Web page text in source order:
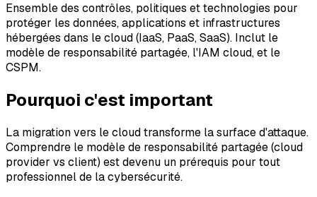
Ensemble des contrôles, politiques et technologies pour
protéger les données, applications et infrastructures
hébergées dans le cloud (IaaS, PaaS, SaaS). Inclut le
modèle de responsabilité partagée, l'IAM cloud, et le
CSPM.
Pourquoi c'est important
La migration vers le cloud transforme la surface d'attaque.
Comprendre le modèle de responsabilité partagée (cloud
provider vs client) est devenu un prérequis pour tout
professionnel de la cybersécurité.